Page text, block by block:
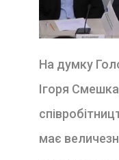
На думку
Ігоря
має